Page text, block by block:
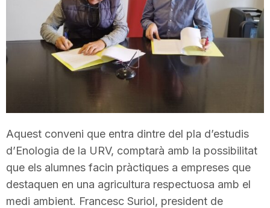
a
r
r
Aquest conveni que entra dintre del pla d’estudis
d’Enologia de la URV, comptarà amb la possibilitat
que els alumnes facin pràctiques a empreses que
destaquen en una agricultura respectuosa amb el
medi ambient. Francesc Suriol, president de